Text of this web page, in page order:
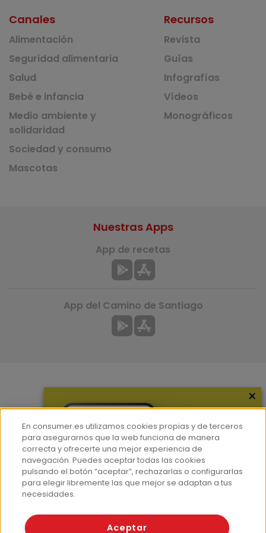
Canales
Alimentación
Seguridad alimentaria
Salud
Bebé e infancia
Medio ambiente y
solidaridad
Sociedad y consumo
Mascotas
Recursos
Revista
Guías
Infografías
Vídeos
Monográficos
Hemeroteca
Contacto
Prensa
Corpus Lingüístico Consumer
Nuestras Apps
App de recetas
App del Camino de Santiago
© Fundación EROSKI
×
En consumer.es utilizamos cookies propias y de terceros
para asegurarnos que la web funciona de manera
correcta y ofrecerte una mejor experiencia de
navegación. Puedes aceptar todas las cookies
pulsando el botón “aceptar”, rechazarlas o configurarlas
para elegir libremente las que mejor se adaptan a tus
necesidades.
Aceptar